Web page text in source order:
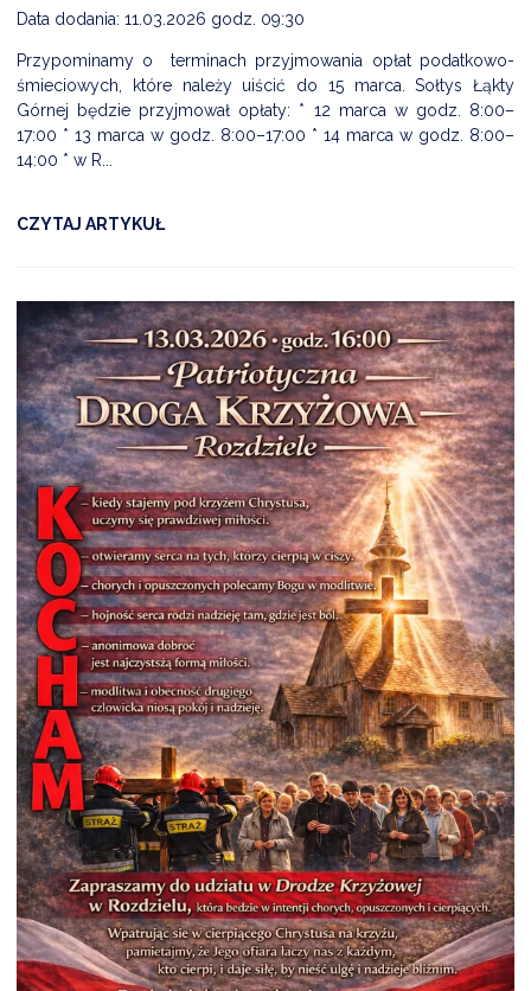
Data dodania: 11.03.2026 godz. 09:30
Przypominamy o terminach przyjmowania opłat podatkowo-
śmieciowych, które należy uiścić do 15 marca. Sołtys Łąkty
Górnej będzie przyjmował opłaty: * 12 marca w godz. 8:00–
17:00 * 13 marca w godz. 8:00–17:00 * 14 marca w godz. 8:00–
14:00 * w R...
CZYTAJ ARTYKUŁ